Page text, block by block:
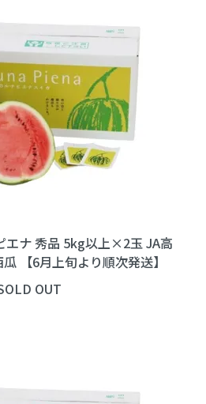
エナ 秀品 5kg以上×2玉 JA高
【6月上旬より順次発送】
OUT